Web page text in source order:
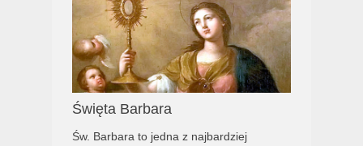
Święta Barbara
Św. Barbara to jedna z najbardziej